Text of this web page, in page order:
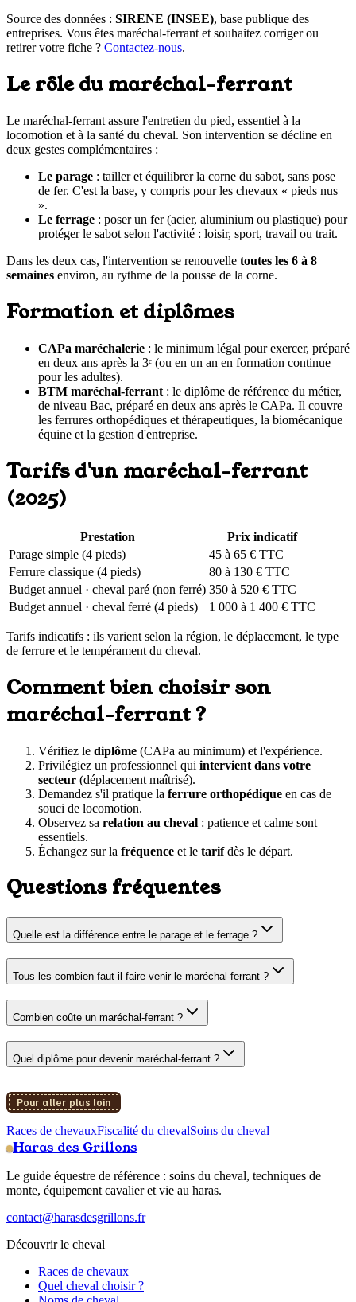
Source des données : SIRENE (INSEE), base publique des
entreprises. Vous êtes maréchal-ferrant et souhaitez corriger ou
retirer votre fiche ? Contactez-nous.
Le rôle du maréchal-ferrant
Le maréchal-ferrant assure l'entretien du pied, essentiel à la
locomotion et à la santé du cheval. Son intervention se décline en
deux gestes complémentaires :
Le parage : tailler et équilibrer la corne du sabot, sans pose
de fer. C'est la base, y compris pour les chevaux « pieds nus
».
Le ferrage : poser un fer (acier, aluminium ou plastique) pour
protéger le sabot selon l'activité : loisir, sport, travail ou trait.
Dans les deux cas, l'intervention se renouvelle toutes les 6 à 8
semaines environ, au rythme de la pousse de la corne.
Formation et diplômes
CAPa maréchalerie : le minimum légal pour exercer, préparé
en deux ans après la 3ᵉ (ou en un an en formation continue
pour les adultes).
BTM maréchal-ferrant : le diplôme de référence du métier,
de niveau Bac, préparé en deux ans après le CAPa. Il couvre
les ferrures orthopédiques et thérapeutiques, la biomécanique
équine et la gestion d'entreprise.
Tarifs d'un maréchal-ferrant
(2025)
Prestation
Prix indicatif
Parage simple (4 pieds)
45 à 65 € TTC
Ferrure classique (4 pieds)
80 à 130 € TTC
Budget annuel · cheval paré (non ferré) 350 à 520 € TTC
Budget annuel · cheval ferré (4 pieds)
1 000 à 1 400 € TTC
Tarifs indicatifs : ils varient selon la région, le déplacement, le type
de ferrure et le tempérament du cheval.
Comment bien choisir son
maréchal-ferrant ?
Vérifiez le diplôme (CAPa au minimum) et l'expérience.
Privilégiez un professionnel qui intervient dans votre
secteur (déplacement maîtrisé).
Demandez s'il pratique la ferrure orthopédique en cas de
souci de locomotion.
Observez sa relation au cheval : patience et calme sont
essentiels.
Échangez sur la fréquence et le tarifdès le départ.
Questions fréquentes
Quelle est la différence entre le parage et le ferrage ?
Tous les combien faut-il faire venir le maréchal-ferrant ?
Combien coûte un maréchal-ferrant ?
Quel diplôme pour devenir maréchal-ferrant ?
Pour aller plus loin
Races de chevauxFiscalité du chevalSoins du cheval
Haras des Grillons
Le guide équestre de référence : soins du cheval, techniques de
monte, équipement cavalier et vie au haras.
contact@harasdesgrillons.fr
Découvrir le cheval
Races de chevaux
Quel cheval choisir ?